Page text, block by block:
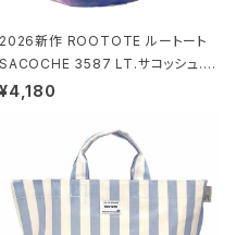
2026新作 ROOTOTE ルートート
SACOCHE 3587 LT.サコッシュ.ル
ミエ-B ショルダーバッグ グロスネイ
¥4,180